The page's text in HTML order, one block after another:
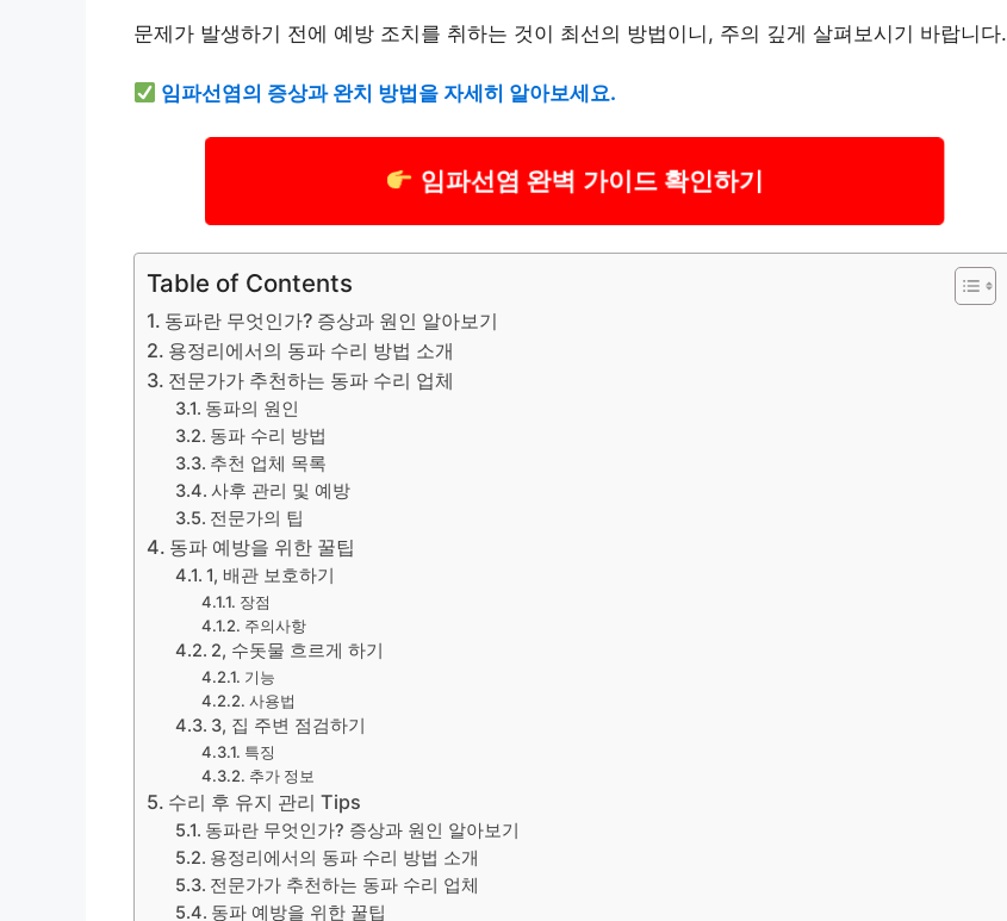
문제가 발생하기 전에 예방 조치를 취하는 것이 최선의 방법이니, 주의 깊게 살펴보시기 바랍니다.
임파선염의 증상과 완치 방법을 자세히 알아보세요.
임파선염 완벽 가이드 확인하기
Table of Contents
동파란 무엇인가? 증상과 원인 알아보기
용정리에서의 동파 수리 방법 소개
전문가가 추천하는 동파 수리 업체
동파의 원인
동파 수리 방법
추천 업체 목록
사후 관리 및 예방
전문가의 팁
동파 예방을 위한 꿀팁
1, 배관 보호하기
장점
주의사항
2, 수돗물 흐르게 하기
기능
사용법
3, 집 주변 점검하기
특징
추가 정보
수리 후 유지 관리 Tips
동파란 무엇인가? 증상과 원인 알아보기
용정리에서의 동파 수리 방법 소개
전문가가 추천하는 동파 수리 업체
동파 예방을 위한 꿀팁